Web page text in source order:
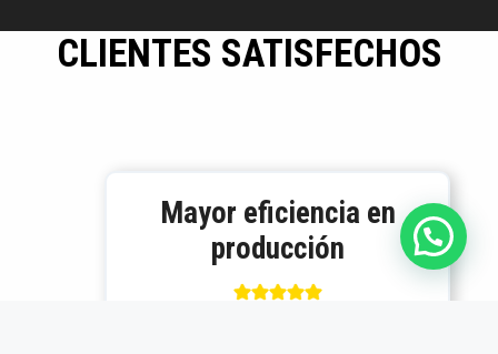
CLIENTES SATISFECHOS
Mayor eficiencia en
producción